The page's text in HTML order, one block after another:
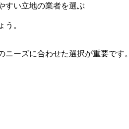
すい立地の業者を選ぶ
。
ーズに合わせた選択が重要です。